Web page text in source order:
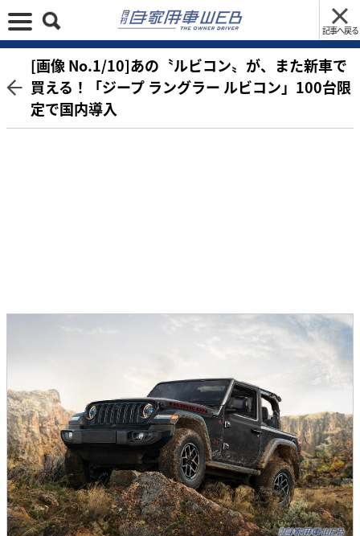
記事へ戻る
[画像 No.1/10]あの〝ルビコン〟が、また新車で
買える！「ジープ ラングラー ルビコン」100台限
定で国内導入